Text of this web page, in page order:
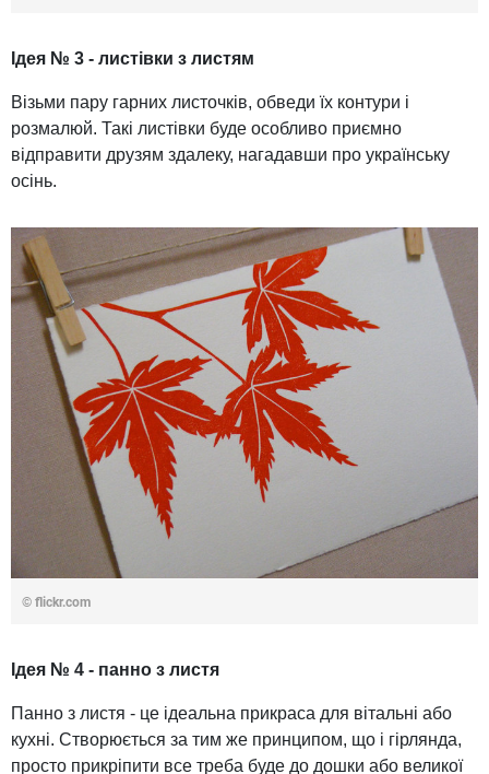
Ідея № 3 - листівки з листям
Візьми пару гарних листочків, обведи їх контури і
розмалюй. Такі листівки буде особливо приємно
відправити друзям здалеку, нагадавши про українську
осінь.
© flickr.com
Ідея № 4 - панно з листя
Панно з листя - це ідеальна прикраса для вітальні або
кухні. Створюється за тим же принципом, що і гірлянда,
просто прикріпити все треба буде до дошки або великої